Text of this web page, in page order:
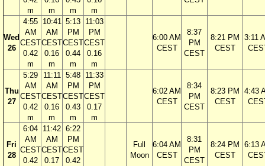
m
m
m
m
Wed
26
4:55
AM
CEST
0.42
m
10:41
AM
CEST
0.16
m
5:13
PM
CEST
0.44
m
11:03
PM
CEST
0.16
m
6:00 AM
CEST
8:37
PM
CEST
8:21 PM
CEST
3:11
Thu
27
5:29
AM
CEST
0.42
m
11:11
AM
CEST
0.16
m
5:48
PM
CEST
0.43
m
11:33
PM
CEST
0.17
m
6:02 AM
CEST
8:34
PM
CEST
8:23 PM
CEST
4:43
Fri
28
6:04
AM
CEST
0.42
11:42
AM
CEST
0.17
6:22
PM
CEST
0.42
Full
Moon
6:04 AM
CEST
8:31
PM
CEST
8:24 PM
CEST
6:13